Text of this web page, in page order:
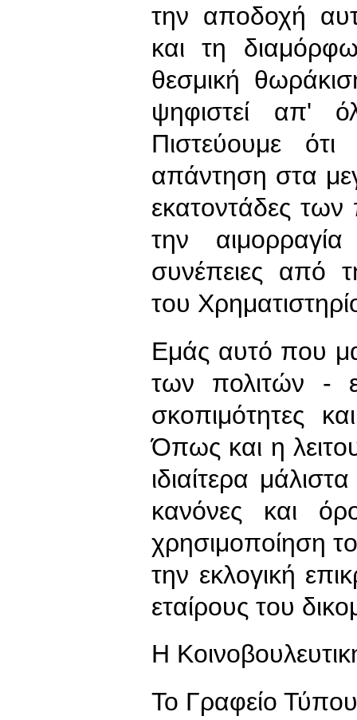
την αποδοχή
και τη
θεσμική
ψηφιστεί απ'
Πιστεύουμε
απάντηση στα
εκατοντάδες
την
συνέπειες από
του
Εμάς αυτό που
των πολιτών -
σκοπιμότητες
Όπως και η
ιδιαίτερα
κανόνες και
χρησιμοποίηση
την εκλογική
εταίρους του
Η
To Γραφείο Τύπου